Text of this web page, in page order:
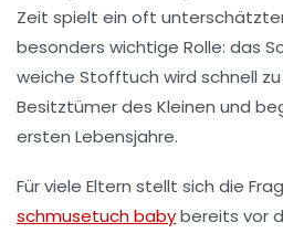
Zeit spielt ein oft
besonders wichtige Rolle: das
weiche Stofftuch wird schnell
Besitztümer des Kleinen und
ersten Lebensjahre.
Für viele Eltern stellt sich die
schmusetuch babybereits vor